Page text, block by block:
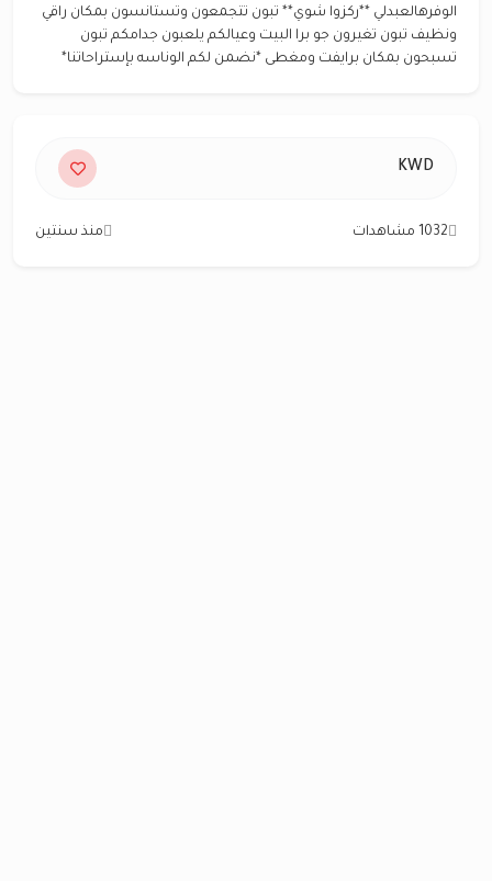
الوفرهالعبدلي **ركزوا شوي** تبون تتجمعون وتستانسون بمكان راقي
ونظيف تبون تغيرون جو برا البيت وعيالكم يلعبون جدامكم تبون
تسبحون بمكان برايفت ومغطى *نضمن لكم الوناسه بإستراحاتنا*
KWD
1032 مشاهدات منذ سنتين